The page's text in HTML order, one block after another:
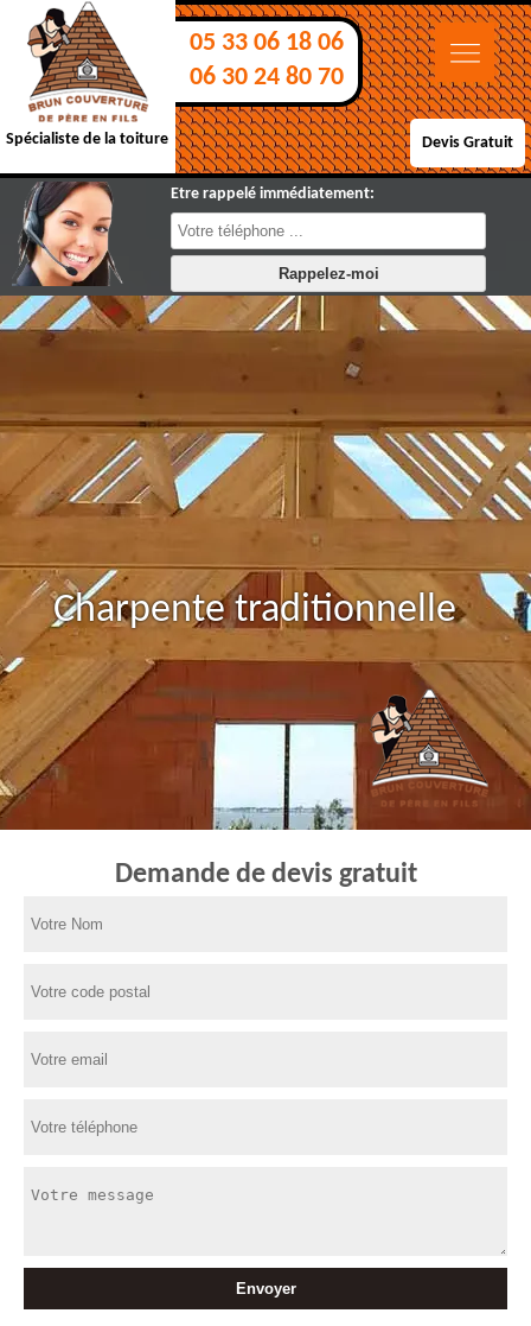
Spécialiste de la toiture
05 33 06 18 06
06 30 24 80 70
Devis Gratuit
Etre rappelé immédiatement:
Charpente traditionnelle
Demande de devis gratuit